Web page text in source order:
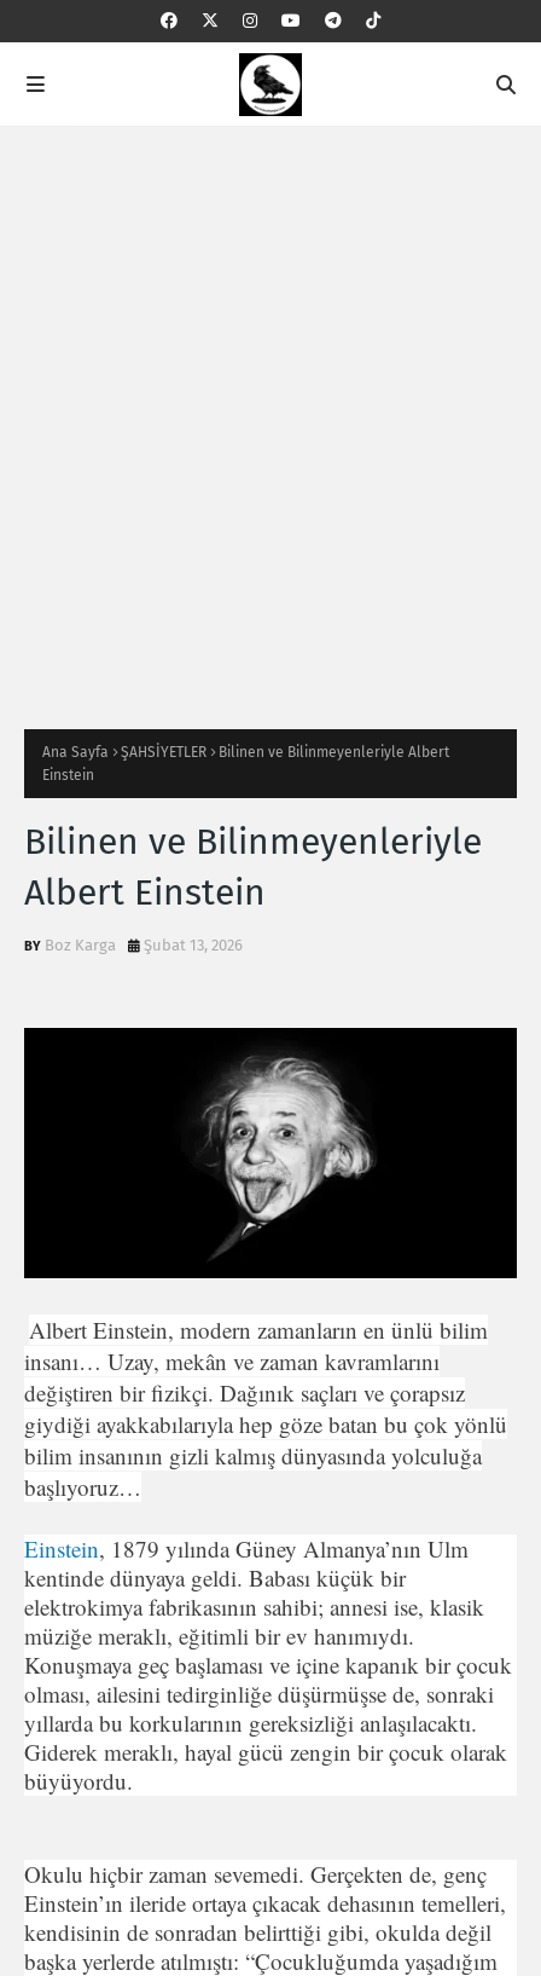
Ana Sayfa ŞAHSİYETLER
Bilinen ve Bilinmeyenleriyle Albert
Einstein
Bilinen ve Bilinmeyenleriyle
Albert Einstein
Boz Karga Şubat 13, 2026
Albert Einstein, modern zamanların en ünlü bilim
insanı… Uzay, mekân ve zaman kavramlarını
değiştiren bir fizikçi. Dağınık saçları ve çorapsız
giydiği ayakkabılarıyla hep göze batan bu çok yönlü
bilim insanının gizli kalmış dünyasında yolculuğa
başlıyoruz…
Einstein, 1879 yılında Güney Almanya’nın Ulm
kentinde dünyaya geldi. Babası küçük bir
elektrokimya fabrikasının sahibi; annesi ise, klasik
müziğe meraklı, eğitimli bir ev hanımıydı.
Konuşmaya geç başlaması ve içine kapanık bir çocuk
olması, ailesini tedirginliğe düşürmüşse de, sonraki
yıllarda bu korkularının gereksizliği anlaşılacaktı.
Giderek meraklı, hayal gücü zengin bir çocuk olarak
büyüyordu.
Okulu hiçbir zaman sevemedi. Gerçekten de, genç
Einstein’ın ileride ortaya çıkacak dehasının temelleri,
kendisinin de sonradan belirttiği gibi, okulda değil
başka yerlerde atılmıştı: “Çocukluğumda yaşadığım